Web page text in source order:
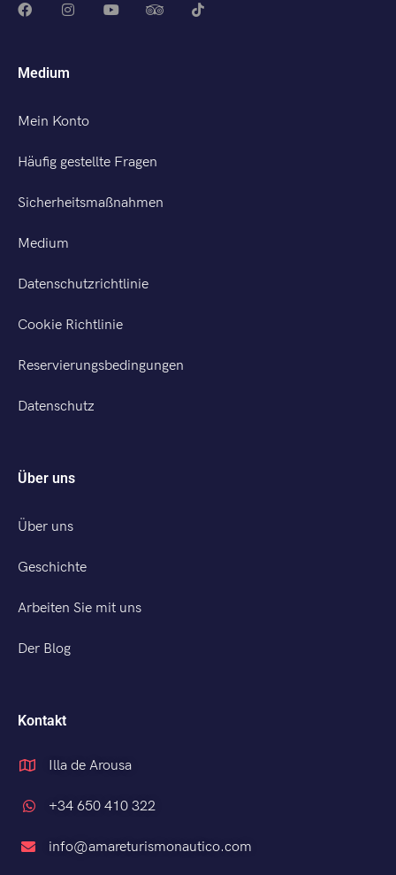
Medium
Mein Konto
Häufig gestellte Fragen
Sicherheitsmaßnahmen
Medium
Datenschutzrichtlinie
Cookie Richtlinie
Reservierungsbedingungen
Datenschutz
Über uns
Über uns
Geschichte
Arbeiten Sie mit uns
Der Blog
Kontakt
Illa de Arousa
+34 650 410 322
info@amareturismonautico.com